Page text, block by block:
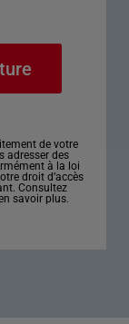
de votre
adresser des
à la loi
droit d’accès
Consultez
savoir plus.